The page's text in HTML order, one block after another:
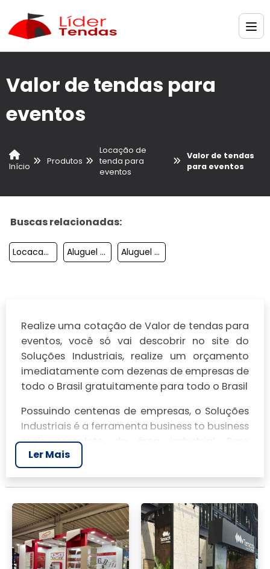
Valor de tendas para
eventos
Início
Produtos
Locação de
tenda para
eventos
Valor de tendas
para eventos
Buscas relacionadas:
Locacao De Tendas Sanfonadas Aluguel Tenda De Cristal Aluguel De Tendas Itu
Realize uma cotação de Valor de tendas para
eventos, você só vai descobrir no site do
Soluções Industriais, realize um orçamento
imediatamente com dezenas de empresas de
todo o Brasil gratuitamente para todo o Brasil
Possuindo centenas de empresas, o Soluções
Industriais é a ferramenta business to business
mais completo da área industrial. Para
realizar um orçamento de Valor de tendas
para eventos, clique em um ou mais dos
anuciantes a seguir:
Ler Mais